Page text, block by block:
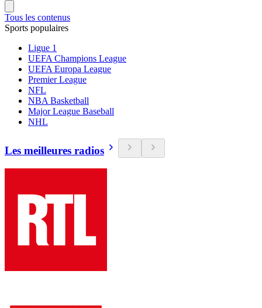
Tous les contenus
Sports populaires
Ligue 1
UEFA Champions League
UEFA Europa League
Premier League
NFL
NBA Basketball
Major League Baseball
NHL
Les meilleures radios